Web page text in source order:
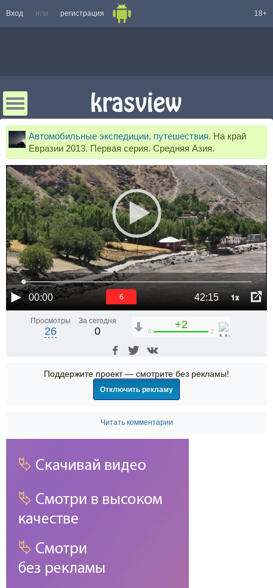
Вход или регистрация 18+
Автомобильные экспедиции, путешествия. На край
Евразии 2013. Первая серия. Средняя Азия.
00:00 42:15 1x
5
Просмотры
26
За сегодня
0
+2
0 2
Поддержите проект — смотрите без рекламы!
Отключить рекламу
Читать комментарии